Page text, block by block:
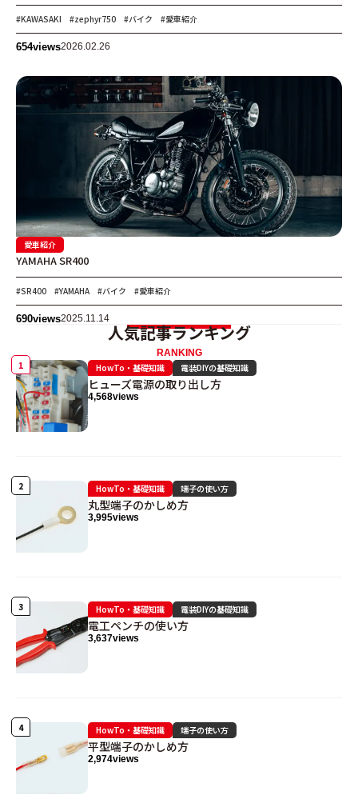
#KAWASAKI #zephyr750 #バイク #愛車紹介
654views2026.02.26
愛車紹介
YAMAHA SR400
#SR400 #YAMAHA #バイク #愛車紹介
690views2025.11.14
人気記事ランキング
RANKING
HowTo・基礎知識 電装DIYの基礎知識
ヒューズ電源の取り出し方
4,568views
HowTo・基礎知識 端子の使い方
丸型端子のかしめ方
3,995views
HowTo・基礎知識 電装DIYの基礎知識
電工ペンチの使い方
3,637views
HowTo・基礎知識 端子の使い方
平型端子のかしめ方
2,974views